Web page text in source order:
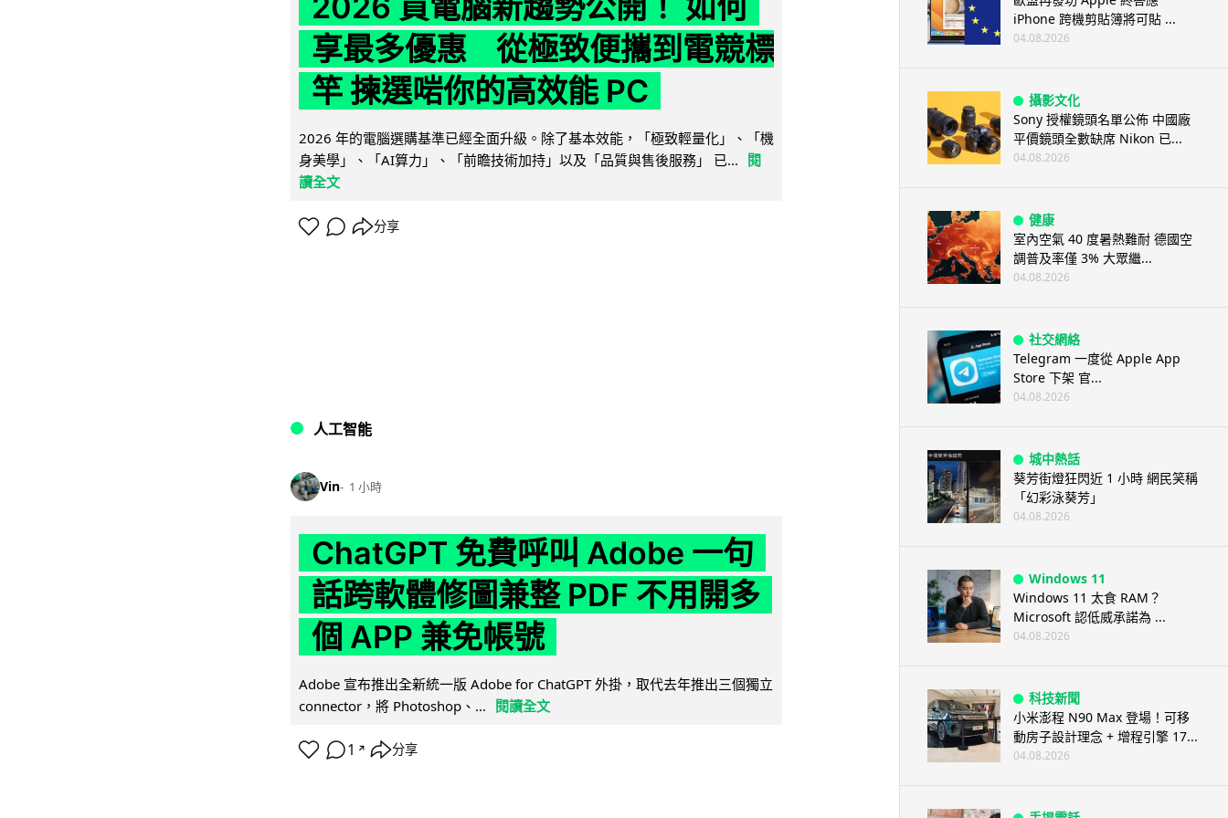
享最多優惠 從極致便攜到電競標
竿 揀選啱你的高效能 PC
2026 年的電腦選購基準已經全面升級。除了基本效能，「極致輕量化」、「機
身美學」、「AI算力」、「前瞻技術加持」以及「品質與售後服務」 已...
閱
讀全文
分享
人工智能
Vin 1 小時
ChatGPT 免費呼叫 Adobe 一句
話跨軟體修圖兼整 PDF 不用開多
個 APP 兼免帳號
Adobe 宣布推出全新統一版 Adobe for ChatGPT 外掛，取代去年推出三個獨立
connector，將 Photoshop、... 閱讀全文
1 ↗ 分享
iPhone 跨機剪貼簿將可貼 ...
04.08.2026
攝影文化
Sony 授權鏡頭名單公佈 中國廠
平價鏡頭全數缺席 Nikon 已...
04.08.2026
健康
室內空氣 40 度暑熱難耐 德國空
調普及率僅 3% 大眾繼...
04.08.2026
社交網絡
Telegram 一度從 Apple App
Store 下架 官...
04.08.2026
城中熱話
葵芳街燈狂閃近 1 小時 網民笑稱
「幻彩泳葵芳」
04.08.2026
Windows 11
Windows 11 太食 RAM？
Microsoft 認低威承諾為 ...
04.08.2026
科技新聞
小米澎程 N90 Max 登場！可移
動房子設計理念 + 增程引擎 17...
04.08.2026